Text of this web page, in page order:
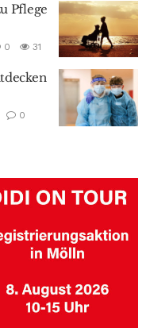
Pflege
0 31
0